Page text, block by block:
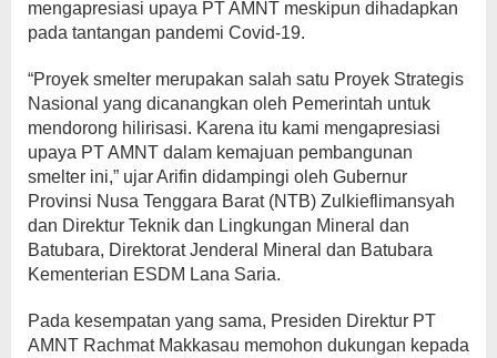
mengapresiasi upaya PT AMNT meskipun dihadapkan
pada tantangan pandemi Covid-19.
“Proyek smelter merupakan salah satu Proyek Strategis
Nasional yang dicanangkan oleh Pemerintah untuk
mendorong hilirisasi. Karena itu kami mengapresiasi
upaya PT AMNT dalam kemajuan pembangunan
smelter ini,” ujar Arifin didampingi oleh Gubernur
Provinsi Nusa Tenggara Barat (NTB) Zulkieflimansyah
dan Direktur Teknik dan Lingkungan Mineral dan
Batubara, Direktorat Jenderal Mineral dan Batubara
Kementerian ESDM Lana Saria.
Pada kesempatan yang sama, Presiden Direktur PT
AMNT Rachmat Makkasau memohon dukungan kepada